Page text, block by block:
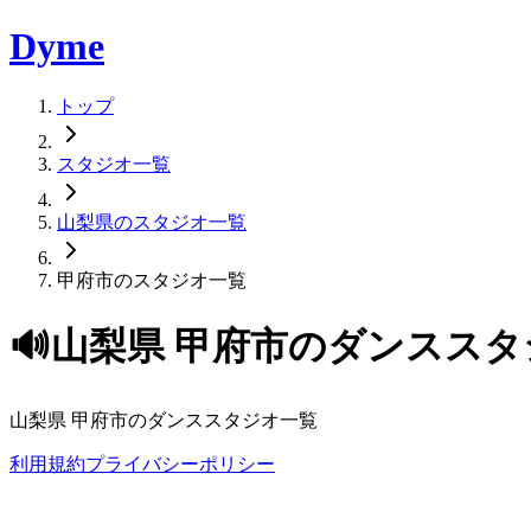
Dyme
トップ
スタジオ一覧
山梨県のスタジオ一覧
甲府市のスタジオ一覧
🔊山梨県 甲府市のダンスス
山梨県 甲府市のダンススタジオ一覧
利用規約プライバシーポリシー